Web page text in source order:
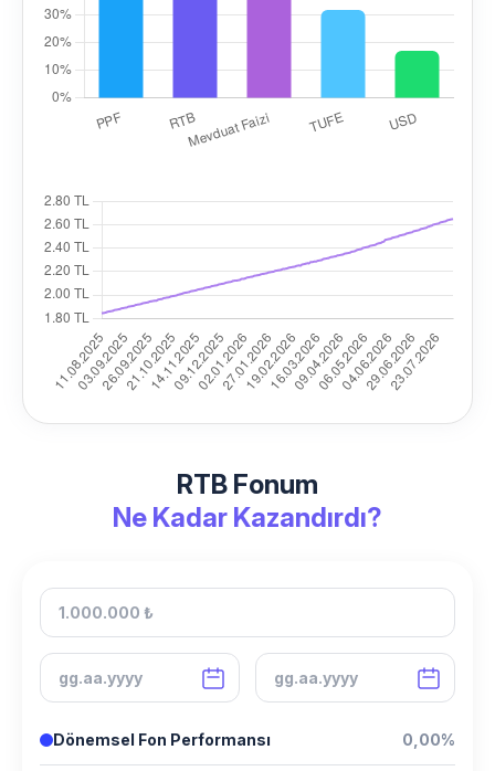
RTB Fonum
Ne Kadar Kazandırdı?
Dönemsel Fon Performansı 0,00%